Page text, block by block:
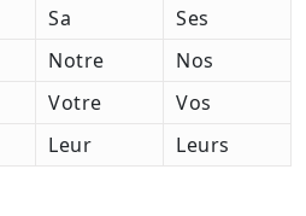
Sa
Ses
Notre
Nos
Votre
Vos
Leur Leurs